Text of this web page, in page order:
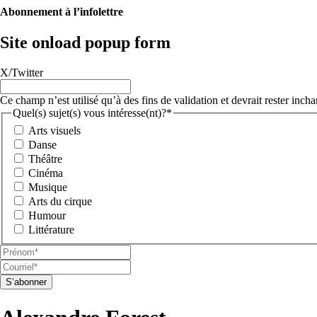
Abonnement à l’infolettre
Site onload popup form
X/Twitter
Ce champ n’est utilisé qu’à des fins de validation et devrait rester
Quel(s) sujet(s) vous intéresse(nt)?*
Arts visuels
Danse
Théâtre
Cinéma
Musique
Arts du cirque
Humour
Littérature
Prénom*
(Nécessaire)
Courriel*
(Nécessaire)